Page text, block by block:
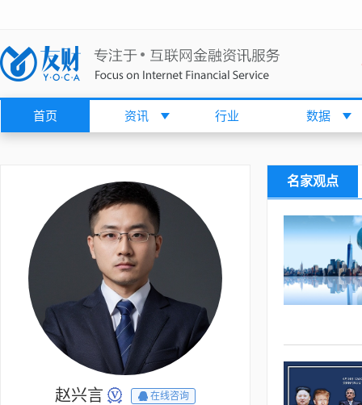
首页 资讯 行业 数据
赵兴言 在线咨询
名家观点